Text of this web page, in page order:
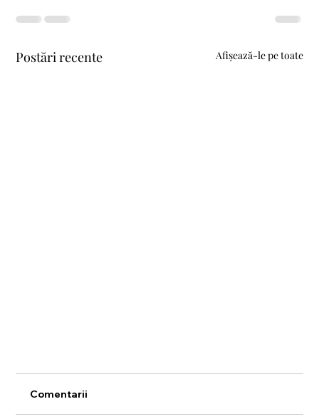
Postări recente Afișează-le pe toate
Comentarii